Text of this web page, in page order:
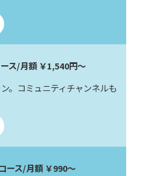
ス/月額 ￥1,540円～
。コミュニティチャンネルも
ース/月額 ￥990～